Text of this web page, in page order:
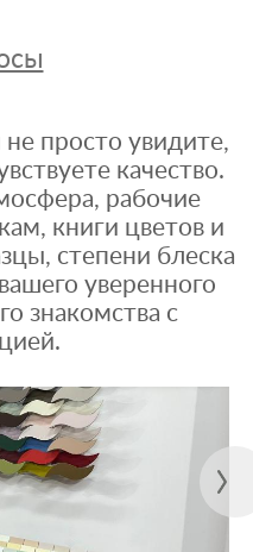
просто увидите,
качество.
рабочие
книги цветов и
степени блеска
уверенного
знакомства с